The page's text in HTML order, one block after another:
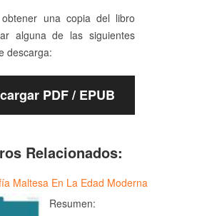
una copia del libro
alguna de las siguientes
descarga:
PDF / EPUB
Relacionados:
Maltesa En La Edad Moderna
Resumen: